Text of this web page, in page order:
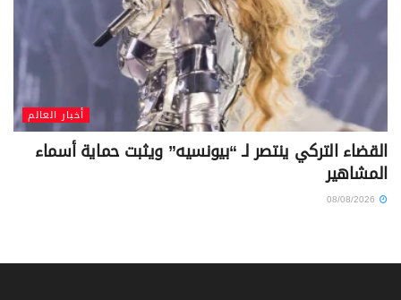
أخبار العالم
القضاء التركي ينتصر لـ “بيونسيه” ويثبت حماية أسماء
المشاهير